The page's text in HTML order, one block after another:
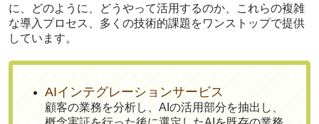
に、どのように、どうやって活用するのか、これらの複雑
な導入プロセス、多くの技術的課題をワンストップで提供
しています。
AIインテグレーションサービス
顧客の業務を分析し、AIの活用部分を抽出し、